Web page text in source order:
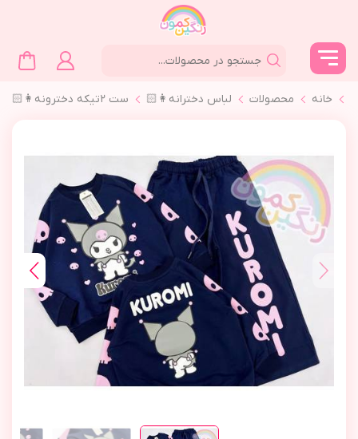
خانه محصولات لباس دخترانه👩🏻 ست ٢تیکه دخترونه👩🏻